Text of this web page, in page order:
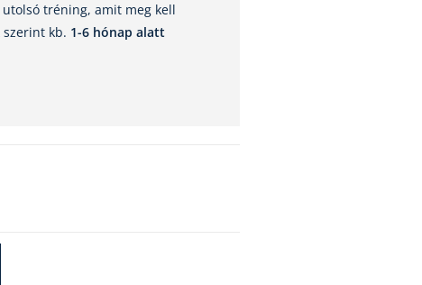
utolsó tréning, amit meg kell
szerint kb. 1-6 hónap alatt